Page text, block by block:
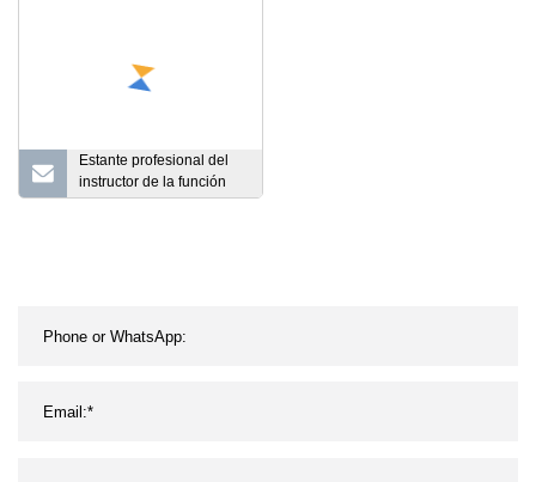
Estante profesional del
instructor de la función
del equipo del gimnasio